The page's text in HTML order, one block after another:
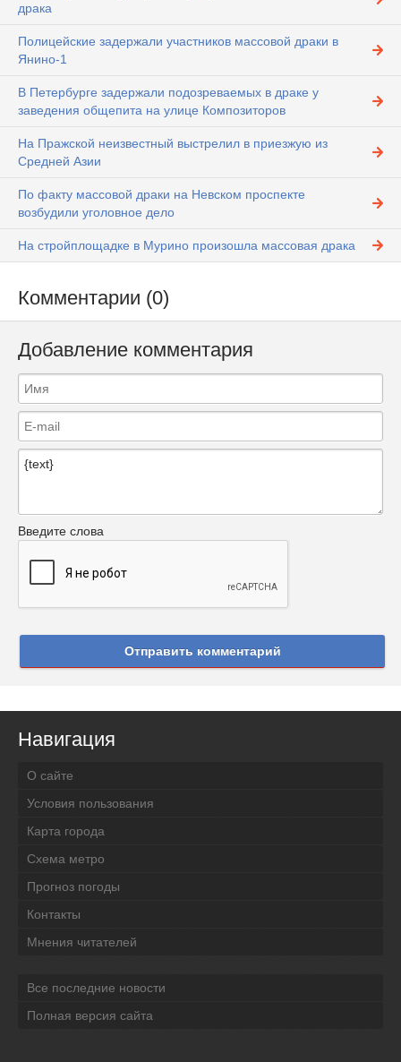
драка
Полицейские задержали участников массовой драки в
Янино-1
В Петербурге задержали подозреваемых в драке у
заведения общепита на улице Композиторов
На Пражской неизвестный выстрелил в приезжую из
Средней Азии
По факту массовой драки на Невском проспекте
возбудили уголовное дело
На стройплощадке в Мурино произошла массовая драка
Комментарии (0)
Добавление комментария
Введите слова
Отправить комментарий
Навигация
О сайте
Условия пользования
Карта города
Схема метро
Прогноз погоды
Контакты
Мнения читателей
Все последние новости
Полная версия сайта